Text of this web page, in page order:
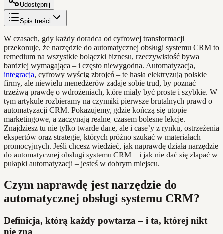
Udostępnij
Spis treści
W czasach, gdy każdy doradca od cyfrowej transformacji
przekonuje, że narzędzie do automatycznej obsługi systemu CRM to
remedium na wszystkie bolączki biznesu, rzeczywistość bywa
bardziej wymagająca – i często niewygodna. Automatyzacja,
integracja, cyfrowy wyścig zbrojeń – te hasła elektryzują polskie
firmy, ale niewielu menedżerów zadaje sobie trud, by poznać
trzeźwą prawdę o wdrożeniach, które miały być proste i szybkie. W
tym artykule rozbieramy na czynniki pierwsze brutalnych prawd o
automatyzacji CRM. Pokazujemy, gdzie kończą się utopie
marketingowe, a zaczynają realne, czasem bolesne lekcje.
Znajdziesz tu nie tylko twarde dane, ale i case’y z rynku, ostrzeżenia
ekspertów oraz strategie, których próżno szukać w materiałach
promocyjnych. Jeśli chcesz wiedzieć, jak naprawdę działa narzędzie
do automatycznej obsługi systemu CRM – i jak nie dać się złapać w
pułapki automatyzacji – jesteś w dobrym miejscu.
Czym naprawdę jest narzędzie do
automatycznej obsługi systemu CRM?
Definicja, którą każdy powtarza – i ta, której nikt
nie zna